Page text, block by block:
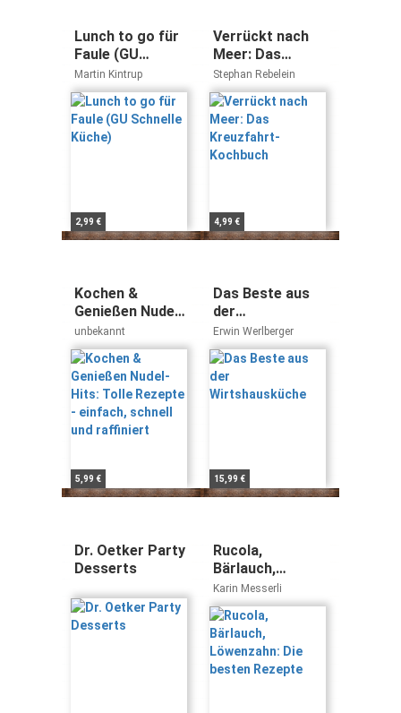
Lunch to go für
Faule (GU
Schnelle Küche)
Martin Kintrup
2,99 €
Verrückt nach
Meer: Das
Kreuzfahrt-
Kochbuch
Stephan Rebelein
4,99 €
Kochen &
Genießen Nudel-
Hits: Tolle
Rezepte -
einfach, schnell
und raffiniert
unbekannt
5,99 €
Das Beste aus
der
Wirtshausküche
Erwin Werlberger
15,99 €
Dr. Oetker Party
Desserts
Rucola,
Bärlauch,
Löwenzahn: Die
besten Rezepte
Karin Messerli